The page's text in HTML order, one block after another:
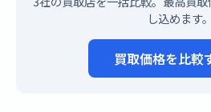
し込めます。
買取価格を比